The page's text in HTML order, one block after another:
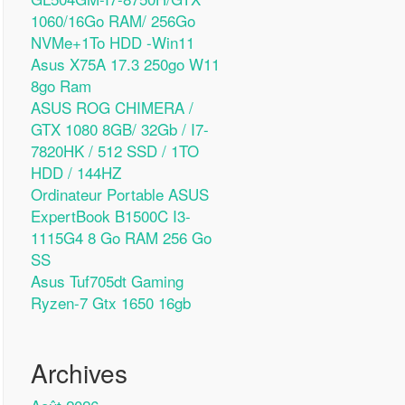
1060/16Go RAM/ 256Go
NVMe+1To HDD -Win11
Asus X75A 17.3 250go W11
8go Ram
ASUS ROG CHIMERA /
GTX 1080 8GB/ 32Gb / I7-
7820HK / 512 SSD / 1TO
HDD / 144HZ
Ordinateur Portable ASUS
ExpertBook B1500C I3-
1115G4 8 Go RAM 256 Go
SS
Asus Tuf705dt Gaming
Ryzen-7 Gtx 1650 16gb
Archives